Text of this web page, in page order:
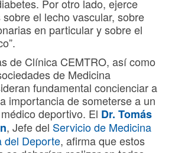
Por otro lado, ejerce
el lecho vascular, sobre
en particular y sobre el
de Clínica CEMTRO, así como
de Medicina
fundamental concienciar a
importancia de someterse a un
deportivo. El Dr. Tomás
, Jefe del Servicio de Medicina
del Deporte, afirma que estos